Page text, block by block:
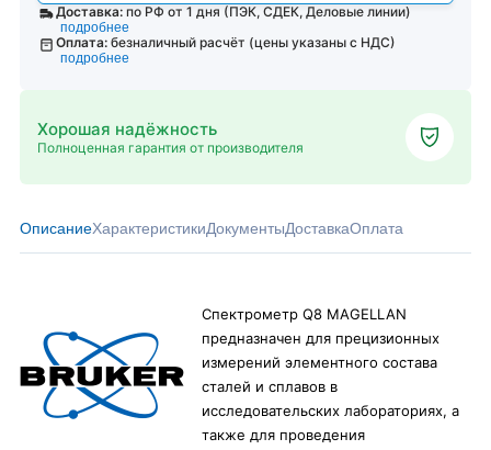
Доставка: по РФ от 1 дня (ПЭК, СДЕК, Деловые линии)
подробнее
Оплата: безналичный расчёт (цены указаны с НДС)
подробнее
Хорошая надёжность
Полноценная гарантия от производителя
ОписаниеХарактеристикиДокументыДоставкаОплата
Спектрометр Q8 MAGELLAN
предназначен для прецизионных
измерений элементного состава
сталей и сплавов в
исследовательских лабораториях, а
также для проведения